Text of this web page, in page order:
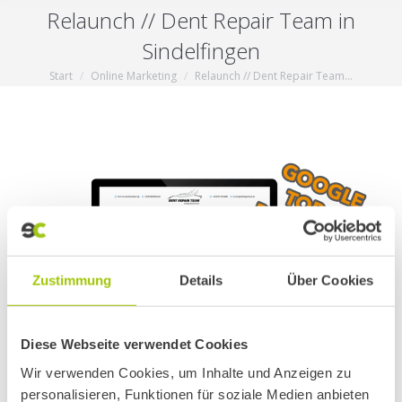
Zustimmung Details Über Cookies
Diese Webseite verwendet Cookies
Wir verwenden Cookies, um Inhalte und Anzeigen zu
personalisieren, Funktionen für soziale Medien anbieten
Relaunch // Dent Repair Team in
Sindelfingen
Sie befinden sich hier:
Start Online Marketing Relaunch // Dent Repair Team…